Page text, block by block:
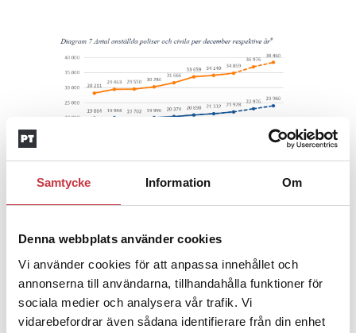
Samtycke Information Om
Denna webbplats använder cookies
Vi använder cookies för att anpassa innehållet och
annonserna till användarna, tillhandahålla funktioner för
sociala medier och analysera vår trafik. Vi
vidarebefordrar även sådana identifierare från din enhet
anslag.
I februari i årkom Brottsförebyggande rådet, Brå, med en
rapport där man bedömde att målet om 26.200 poliser vid
utgången av 2024 var orealistiskt och inte kommer nås. Enligt